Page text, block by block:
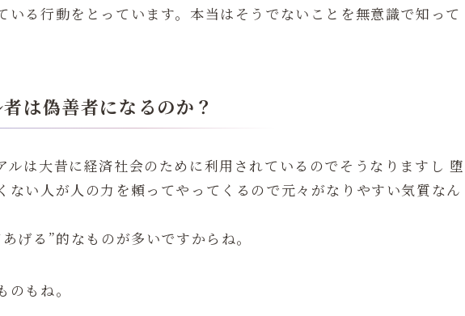
いる行動をとっています。本当はそうでないことを無意識で知って
は偽善者になるのか？
ルは大昔に経済社会のために利用されているのでそうなりますし 堕
ない人が人の力を頼ってやってくるので元々がなりやすい気質なん
げる”的なものが多いですからね。
もね。